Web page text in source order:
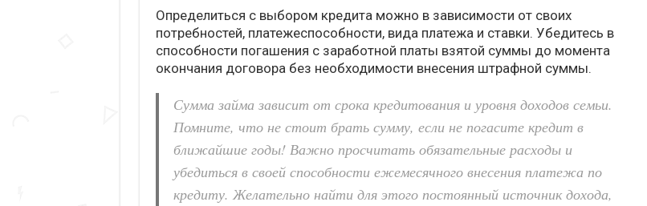
Определиться с выбором кредита можно в зависимости от своих
потребностей, платежеспособности, вида платежа и ставки. Убедитесь в
способности погашения с заработной платы взятой суммы до момента
окончания договора без необходимости внесения штрафной суммы.
Сумма займа зависит от срока кредитования и уровня доходов семьи.
Помните, что не стоит брать сумму, если не погасите кредит в
ближайшие годы! Важно просчитать обязательные расходы и
убедиться в своей способности ежемесячного внесения платежа по
кредиту. Желательно найти для этого постоянный источник дохода,